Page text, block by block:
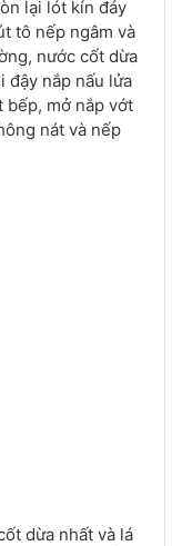
lại lót kín đáy
tô nếp ngâm và
nước cốt dừa
đậy nắp nấu lửa
bếp, mở nắp vớt
nát và nếp
dừa nhất và lá